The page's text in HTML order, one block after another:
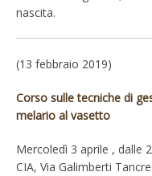
nascita.
(13 febbraio 2019)
Corso sulle tecniche di
melario al vasetto
Mercoledì 3 aprile , dalle
CIA, Via Galimberti